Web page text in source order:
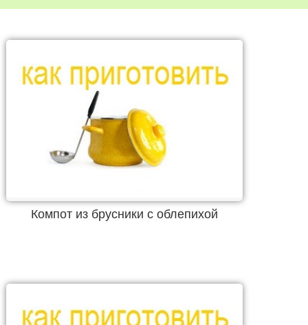
Компот из брусники с облепихой